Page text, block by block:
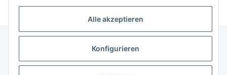
Alle akzeptieren
Konfigurieren
Informationen